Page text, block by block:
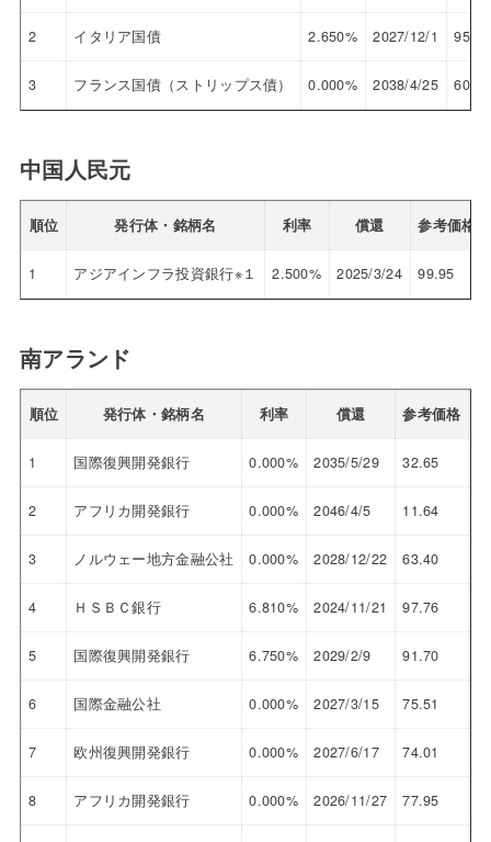
2 イタリア国債 2.650% 2027/12/1 95.76
3 フランス国債（ストリップス債） 0.000% 2038/4/25 60.64
中国人民元
順位 発行体・銘柄名 利率 償還 参考価格
1 アジアインフラ投資銀行※１ 2.500% 2025/3/24 99.95
南アランド
順位 発行体・銘柄名 利率 償還 参考価格
1 国際復興開発銀行 0.000% 2035/5/29 32.65
2 アフリカ開発銀行 0.000% 2046/4/5 11.64
3 ノルウェー地方金融公社 0.000% 2028/12/22 63.40
4 ＨＳＢＣ銀行 6.810% 2024/11/21 97.76
5 国際復興開発銀行 6.750% 2029/2/9 91.70
6 国際金融公社 0.000% 2027/3/15 75.51
7 欧州復興開発銀行 0.000% 2027/6/17 74.01
8 アフリカ開発銀行 0.000% 2026/11/27 77.95